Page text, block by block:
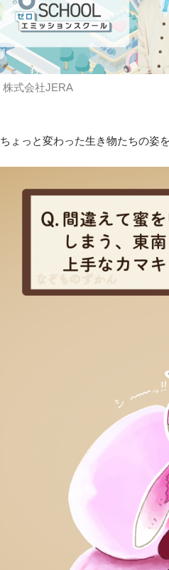
株式会社JERA
ちょっと変わった生き物たちの姿